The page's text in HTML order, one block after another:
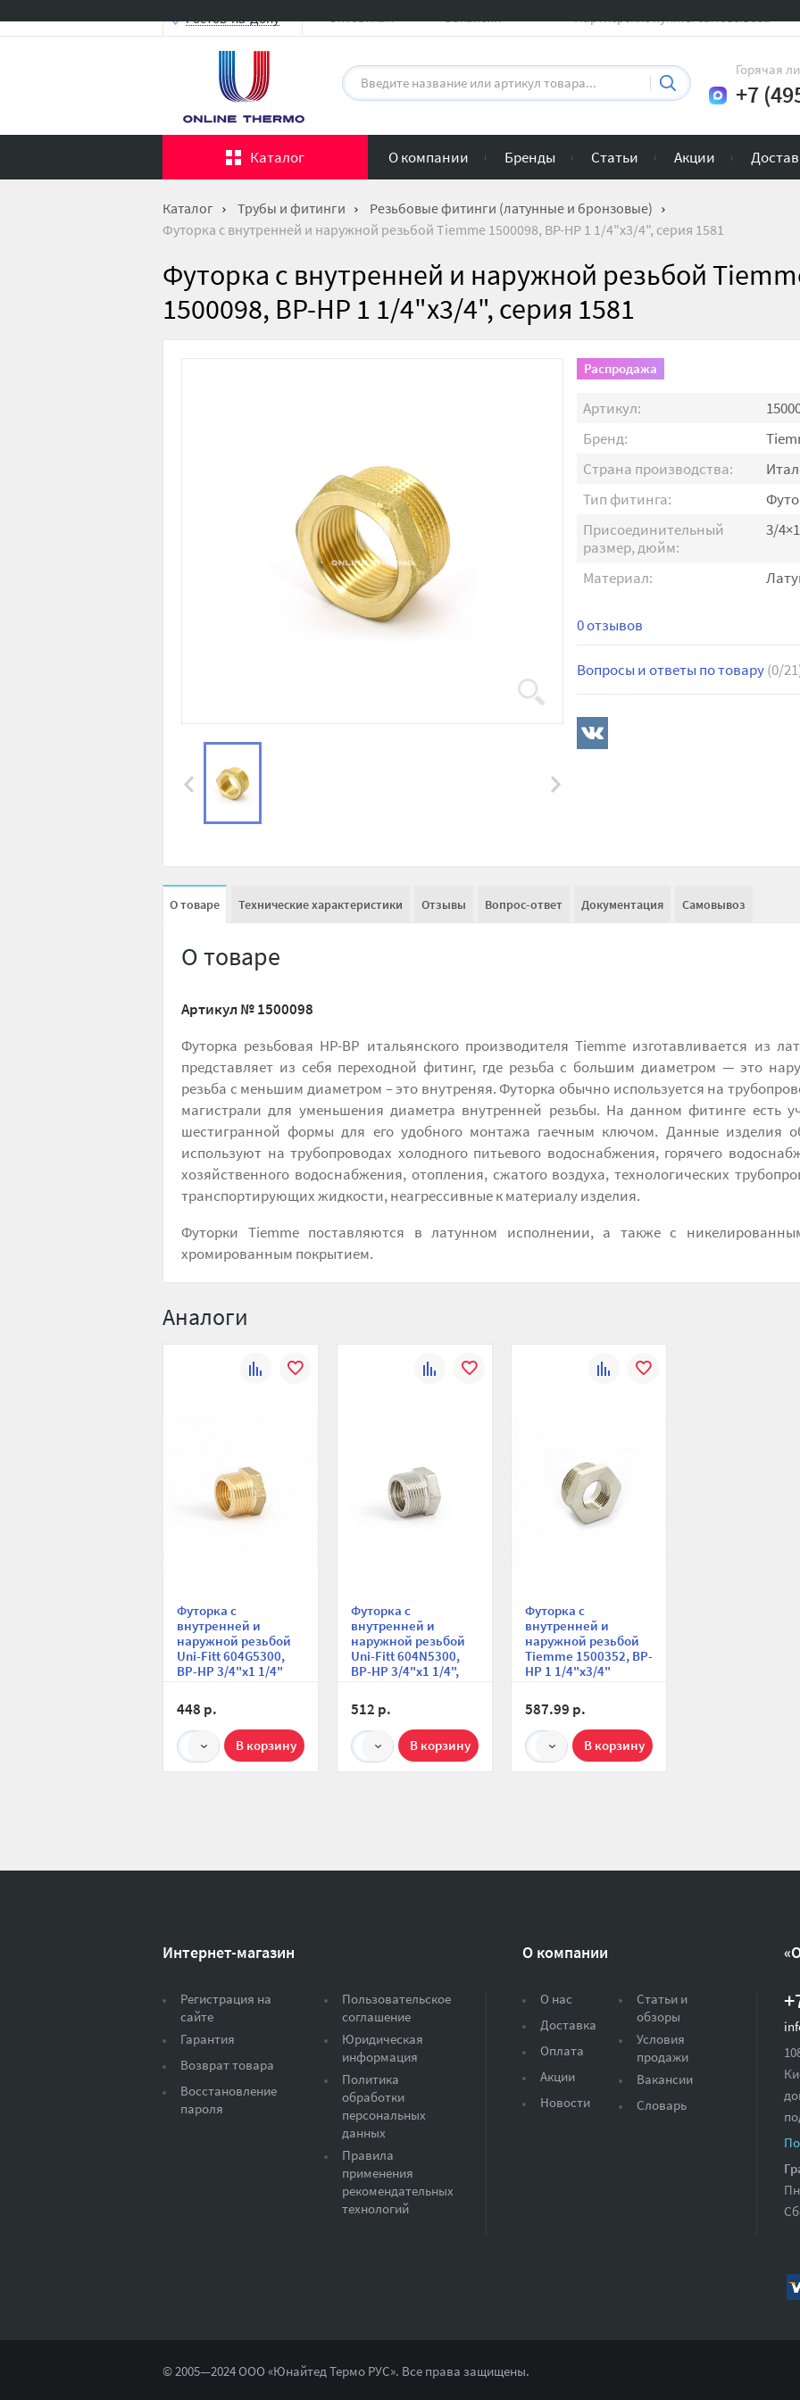
Ростов-на-Дону Оптовикам Вакансии Партнерские пункты самовывоза
Горячая
+7
Каталог О компании Бренды Статьи Акции
Каталог Трубы и фитинги
Резьбовые фитинги (латунные и бронзовые)
Футорка с внутренней и наружной резьбой Tiemme 1500098, ВР-НР 1 1/4"x3/4", серия 1581
Футорка с внутренней и наружной резьбой
1500098, ВР-НР 1 1/4"x3/4", серия 1581
Распродажа
Артикул:
Бренд:
Страна производства:
Тип фитинга:
Присоединительный
размер, дюйм:
3/
Материал:
0 отзывов
Вопросы и ответы по товару(0/
О товаре Технические характеристики Отзывы Вопрос-ответ Документация Самовывоз
О товаре
Артикул №1500098
Футорка резьбовая НР-ВР итальянского производителя Tiemme изготавливается из
представляет из себя переходной фитинг, где резьба с большим диаметром — это
резьба с меньшим диаметром – это внутреняя. Футорка обычно используется на
магистрали для уменьшения диаметра внутренней резьбы. На данном фитинге есть
шестигранной формы для его удобного монтажа гаечным ключом. Данные изделия
используют на трубопроводах холодного питьевого водоснабжения, горячего
хозяйственного водоснабжения, отопления, сжатого воздуха, технологических
транспортирующих жидкости, неагрессивные к материалу изделия.
Футорки Tiemme поставляются в латунном исполнении, а также с
хромированным покрытием.
Аналоги
Футорка с
внутренней и
наружной резьбой
Uni-Fitt 604G5300,
ВР-НР 3/4"x1 1/4"
448 р.
1
Футорка с
внутренней и
наружной резьбой
Uni-Fitt 604N5300,
ВР-НР 3/4"x1 1/4",
512 р.
1
Футорка с
внутренней и
наружной резьбой
Tiemme 1500352, ВР-
НР 1 1/4"x3/4"
серия 1581N
587.99 р.
1
Интернет-магазин
Регистрация на
сайте
Гарантия
Возврат товара
Восстановление
пароля
Пользовательское
соглашение
Юридическая
информация
Политика
обработки
персональных
данных
Правила
применения
рекомендательных
технологий
О компании
О нас
Доставка
Оплата
Акции
Новости
Статьи и
обзоры
Условия
продажи
Вакансии
Словарь
© 2005—2024 ООО «Юнайтед Термо РУС». Все права защищены.